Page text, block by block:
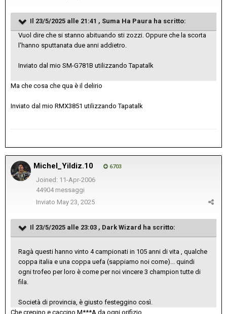
Il 23/5/2025 alle 21:41 , Suma Ha Paura ha scritto:
Vuol dire che si stanno abituando sti zozzi. Oppure che la scorta
l'hanno sputtanata due anni addietro.
Inviato dal mio SM-G781B utilizzando Tapatalk
Ma che cosa che qua è il delirio
Inviato dal mio RMX3851 utilizzando Tapatalk
Michel_Yildiz.10 6703
Joined: 11-Apr-2006
44904 messaggi
Inviato May 23, 2025
Il 23/5/2025 alle 23:03 , Dark Wizard ha scritto:
Ragà questi hanno vinto 4 campionati in 105 anni di vita , qualche
coppa italia e una coppa uefa (sappiamo noi come)... quindi
ogni trofeo per loro è come per noi vincere 3 champion tutte di
fila.
Società di provincia, è giusto festeggino così.
Che crepino e caccino M***A da ogni orifizio